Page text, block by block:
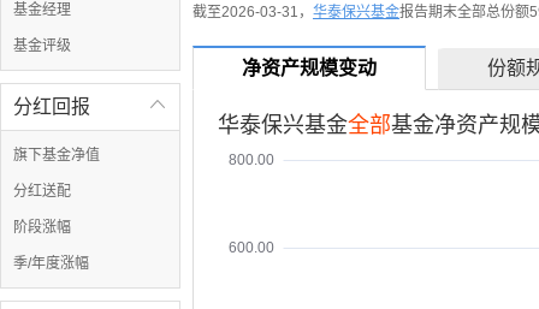
基金经理
基金评级

分红回报
旗下基金净值
分红送配
阶段涨幅
季/年度涨幅
截至2026-03-31， 华泰保兴基金报告期末全部总份额
净资产规模变动 份额
600.00
800.00
华泰保兴基金全部基金净资产规